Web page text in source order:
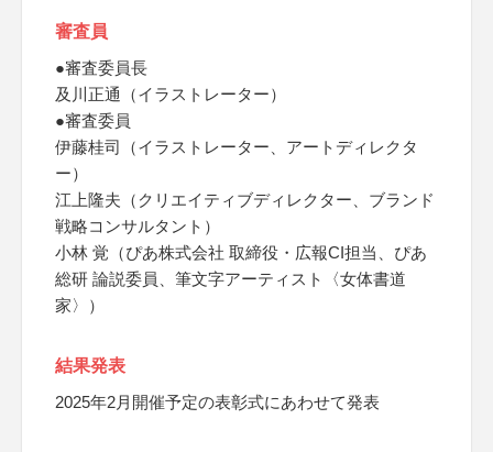
審査員
●審査委員長
及川正通（イラストレーター）
●審査委員
伊藤桂司（イラストレーター、アートディレクタ
ー）
江上隆夫（クリエイティブディレクター、ブランド
戦略コンサルタント）
小林 覚（ぴあ株式会社 取締役・広報CI担当、ぴあ
総研 論説委員、筆文字アーティスト〈女体書道
家〉）
結果発表
2025年2月開催予定の表彰式にあわせて発表